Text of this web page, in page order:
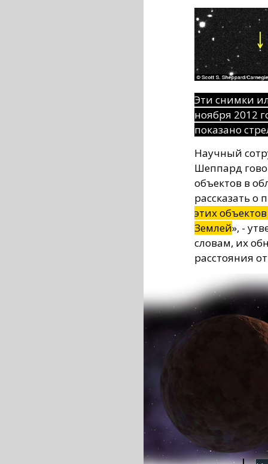
Эти снимки
ноября 2012
показано
Научный
Шеппард
объектов в
рассказать о
этих
Землей», -
словам, их
расстояния